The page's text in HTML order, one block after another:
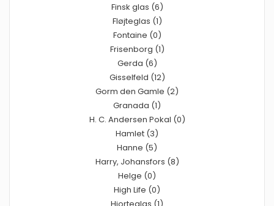
Finsk glas (6)
Fløjteglas (1)
Fontaine (0)
Frisenborg (1)
Gerda (6)
Gisselfeld (12)
Gorm den Gamle (2)
Granada (1)
H. C. Andersen Pokal (0)
Hamlet (3)
Hanne (5)
Harry, Johansfors (8)
Helge (0)
High Life (0)
Hjorteglas (1)